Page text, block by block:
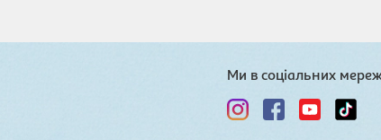
Ми в соціальних